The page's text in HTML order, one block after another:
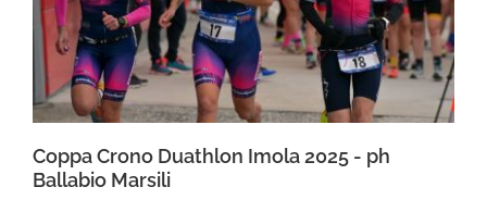
Coppa Crono Duathlon Imola 2025 - ph
Ballabio Marsili